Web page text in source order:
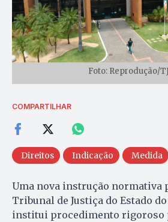
Foto: Reprodução/
COMPARTILHAR
Direitos Indicação Medida
Uma nova instrução normativa
Tribunal de Justiça do Estado
institui procedimento rigoroso